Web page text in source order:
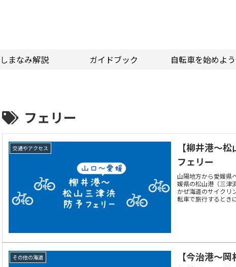
しまなみ解説 ガイドブック 自転車を始めよう
フェリー
交通やアクセス
【柳井港～
フェリー
山陽地方から愛媛県
媛県の松山港（三津
かぜ海道のサイクリ
転車で旅行するとき
その他の海道
【今治港～